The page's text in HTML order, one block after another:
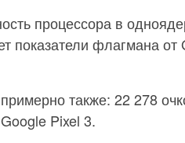
процессора в
показатели флагмана от
также: 22 278
Pixel 3.